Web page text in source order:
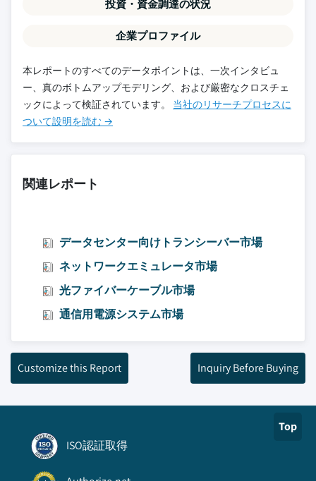
投資・資金調達の状況
企業プロファイル
本レポートのすべてのデータポイントは、一次インタビュ
ー、真のボトムアップモデリング、および厳密なクロスチェ
ックによって検証されています。 当社のリサーチプロセスに
ついて設明を読む →
関連レポート
データセンター向けトランシーバー市場
ネットワークエミュレータ市場
光ファイバーケーブル市場
通信用電源システム市場
Customize this Report Inquiry Before Buying
Top
ISO認証取得